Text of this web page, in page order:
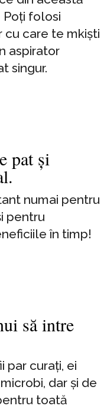
folosi
cu care te mkiști
aspirator
singur.
pat și
numai pentru
pentru
în timp!
să intre
par curați, ei
dar și de
toată